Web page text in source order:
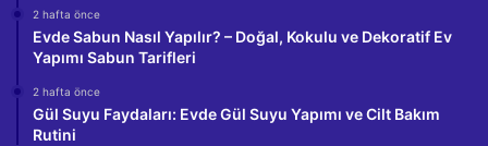
2 hafta önce
Evde Sabun Nasıl Yapılır? – Doğal, Kokulu ve Dekoratif Ev
Yapımı Sabun Tarifleri
2 hafta önce
Gül Suyu Faydaları: Evde Gül Suyu Yapımı ve Cilt Bakım
Rutini